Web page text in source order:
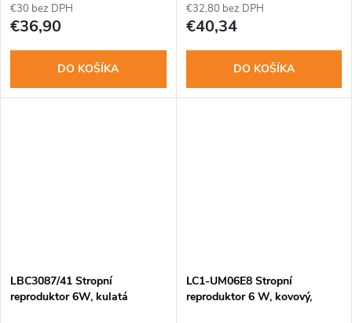
€30 bez DPH
€36,90
DO KOŠÍKA
€32,80 bez DPH
€40,34
DO KOŠÍKA
LBC3087/41 Stropní
reproduktor 6W, kulatá
LC1-UM06E8 Stropní
reproduktor 6 W, kovový,